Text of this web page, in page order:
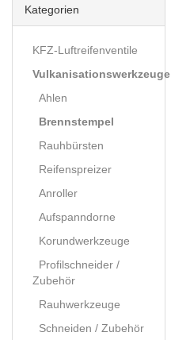
Kategorien
KFZ-Luftreifenventile
Vulkanisationswerkzeuge
Ahlen
Brennstempel
Rauhbürsten
Reifenspreizer
Anroller
Aufspanndorne
Korundwerkzeuge
Profilschneider /
Zubehör
Rauhwerkzeuge
Schneiden / Zubehör